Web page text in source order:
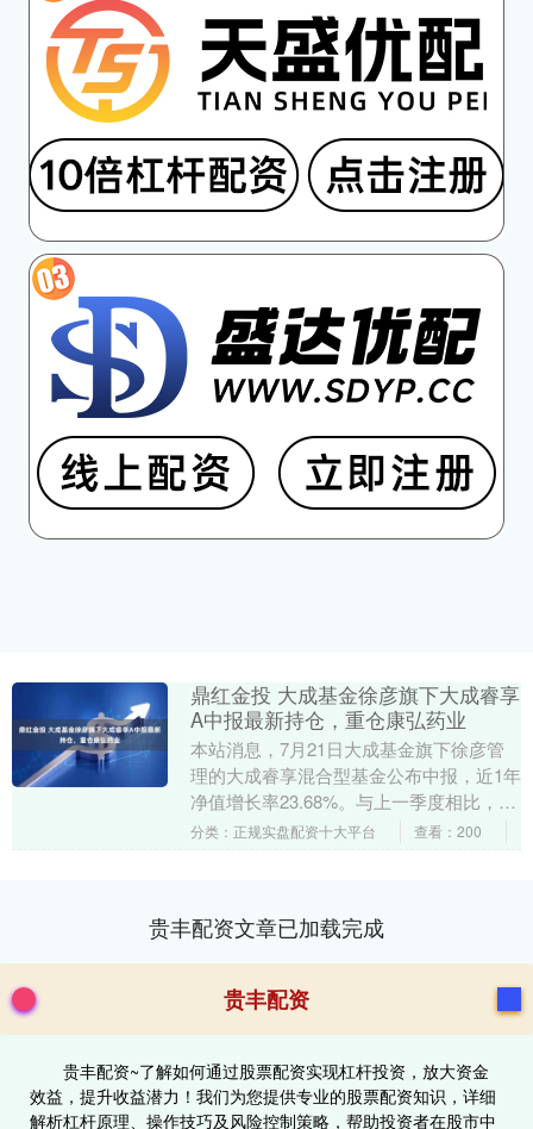
鼎红金投 大成基金徐彦旗下大成睿享
A中报最新持仓，重仓康弘药业
本站消息，7月21日大成基金旗下徐彦管
理的大成睿享混合型基金公布中报，近1年
净值增长率23.68%。与上一季度相比，该
基金前十大重仓股新增美团-W，圆通速
分类：正规实盘配资十大平台 查看：200
贵丰配资文章已加载完成
贵丰配资
贵丰配资~了解如何通过股票配资实现杠杆投资，放大资金
效益，提升收益潜力！我们为您提供专业的股票配资知识，详细
解析杠杆原理、操作技巧及风险控制策略，帮助投资者在股市中